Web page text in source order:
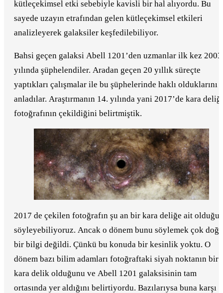
kütleçekimsel etki sebebiyle kavisli bir hal alıyordu. Bu
sayede uzayın etrafından gelen kütleçekimsel etkileri
analizleyerek galaksiler keşfedilebiliyor.
Bahsi geçen galaksi Abell 1201’den uzmanlar ilk kez 2003
yılında şüphelendiler. Aradan geçen 20 yıllık süreçte
yaptıkları çalışmalar ile bu şüphelerinde haklı olduklarını
anladılar. Araştırmanın 14. yılında yani 2017’de kara
fotoğrafının çekildiğini belirtmiştik.
2017 de çekilen fotoğrafın şu an bir kara deliğe ait
söyleyebiliyoruz. Ancak o dönem bunu söylemek çok
bir bilgi değildi. Çünkü bu konuda bir kesinlik yoktu. O
dönem bazı bilim adamları fotoğraftaki siyah noktanın bir
kara delik olduğunu ve Abell 1201 galaksisinin tam
ortasında yer aldığını belirtiyordu. Bazılarıysa buna karşı